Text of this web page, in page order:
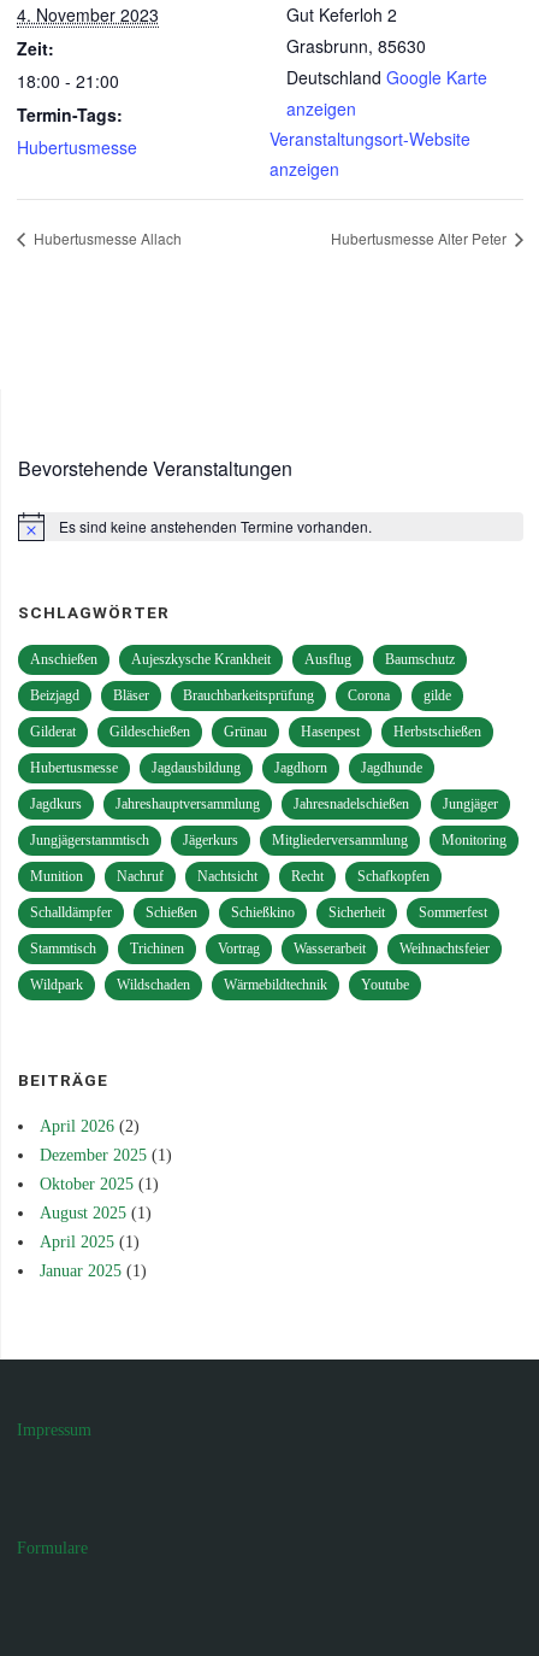
4. November 2023
Zeit:
18:00 - 21:00
Termin-Tags:
Hubertusmesse
Gut Keferloh 2
Grasbrunn, 85630
Deutschland Google Karte
anzeigen
Veranstaltungsort-Website
anzeigen
Hubertusmesse Allach Hubertusmesse Alter Peter
Bevorstehende Veranstaltungen
HinweisEs sind keine anstehenden Termine vorhanden.
SCHLAGWÖRTER
Anschießen Aujeszkysche Krankheit Ausflug Baumschutz
Beizjagd Bläser Brauchbarkeitsprüfung Corona gilde
Gilderat Gildeschießen Grünau Hasenpest Herbstschießen
Hubertusmesse Jagdausbildung Jagdhorn Jagdhunde
Jagdkurs Jahreshauptversammlung Jahresnadelschießen Jungjäger
Jungjägerstammtisch Jägerkurs Mitgliederversammlung Monitoring
Munition Nachruf Nachtsicht Recht Schafkopfen
Schalldämpfer Schießen Schießkino Sicherheit Sommerfest
Stammtisch Trichinen Vortrag Wasserarbeit Weihnachtsfeier
Wildpark Wildschaden Wärmebildtechnik Youtube
BEITRÄGE
April 2026 (2)
Dezember 2025 (1)
Oktober 2025 (1)
August 2025 (1)
April 2025 (1)
Januar 2025 (1)
Impressum
Formulare